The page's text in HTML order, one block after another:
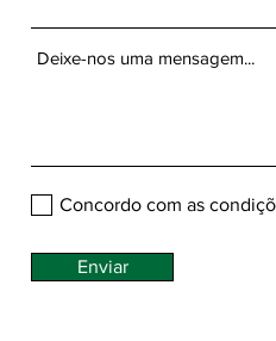
Concordo com as
Enviar